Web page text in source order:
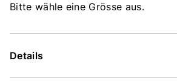
Bitte wähle eine Grösse aus.
Details